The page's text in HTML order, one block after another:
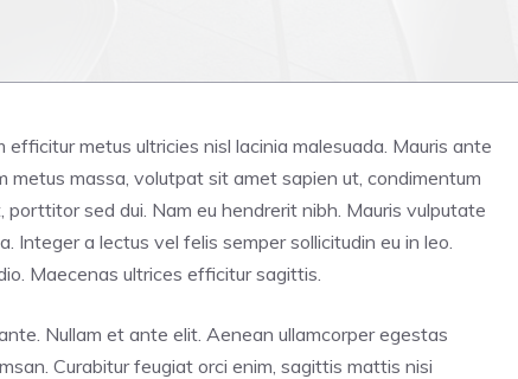
metus ultricies nisl lacinia malesuada. Mauris ante
massa, volutpat sit amet sapien ut, condimentum
sed dui. Nam eu hendrerit nibh. Mauris vulputate
Integer a lectus vel felis semper sollicitudin eu in leo.
Maecenas ultrices efficitur sagittis.
Nullam et ante elit. Aenean ullamcorper egestas
Curabitur feugiat orci enim, sagittis mattis nisi